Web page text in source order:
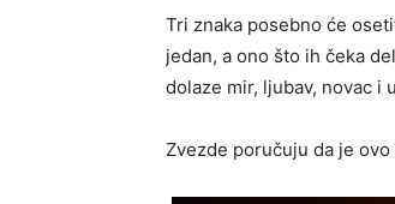
Tri znaka posebno će
jedan, a ono što ih čeka
dolaze mir, ljubav, novac i
Zvezde poručuju da je